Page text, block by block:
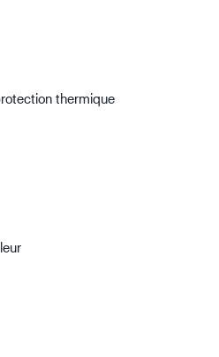
thermique